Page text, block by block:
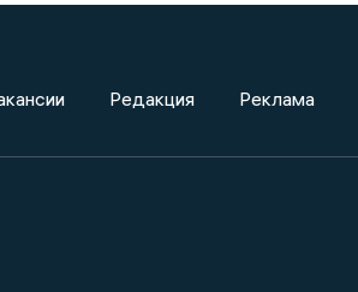
Редакция Реклама